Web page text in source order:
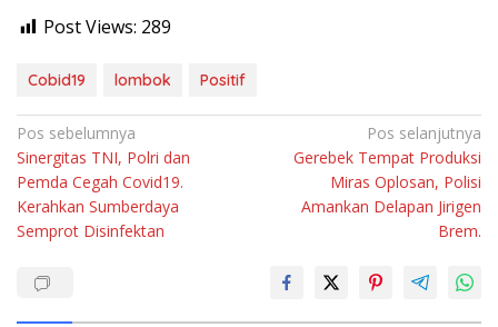
Post Views: 289
Cobid19 lombok Positif
Navigasi
pos
Pos sebelumnya
Sinergitas TNI, Polri dan
Pemda Cegah Covid19.
Kerahkan Sumberdaya
Semprot Disinfektan
Pos selanjutnya
Gerebek Tempat Produksi
Miras Oplosan, Polisi
Amankan Delapan Jirigen
Brem.